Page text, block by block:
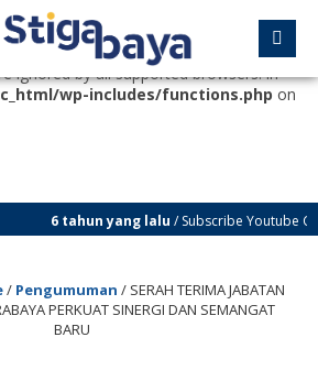
>add_data() was called
deprecated
since version 6.9.0! IE
ignored by all supported browsers. in
wp-includes/functions.php on
6 tahun yang lalu/ Subscribe Youtube Channel
3 Surabaya
/ Pengumuman / SERAH TERIMA JABATAN
PERKUAT SINERGI DAN SEMANGAT
BARU